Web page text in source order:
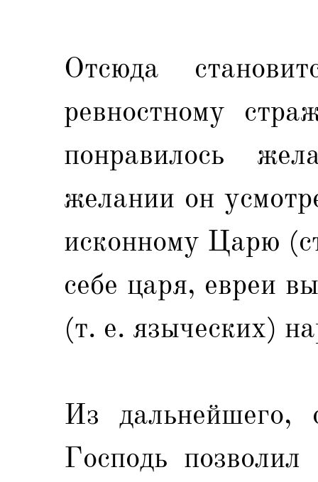
Отсюда
ревностному
понравилось
желании он
исконному Царю
себе царя, евреи
(т. е. языческих)
Из
Господь